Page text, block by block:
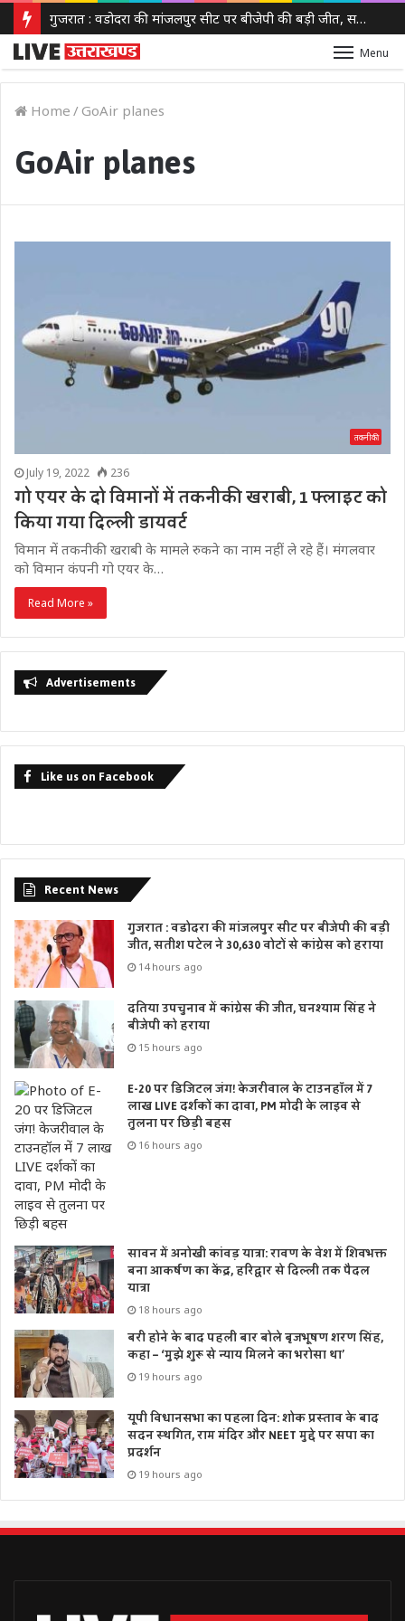
गुजरात : वडोदरा की मांजलपुर सीट पर बीजेपी की बड़ी जीत, सतीश पटेल ने 30,630 वोटों से कांग्रेस को हराया
Menu
Home / GoAir planes
GoAir planes
तकनीकी
July 19, 2022 236
गो एयर के दो विमानों में तकनीकी खराबी, 1 फ्लाइट को
किया गया दिल्ली डायवर्ट
विमान में तकनीकी खराबी के मामले रुकने का नाम नहीं ले रहे हैं। मंगलवार
को विमान कंपनी गो एयर के…
Read More »
Advertisements
Like us on Facebook
Recent News
गुजरात : वडोदरा की मांजलपुर सीट पर बीजेपी की बड़ी
जीत, सतीश पटेल ने 30,630 वोटों से कांग्रेस को हराया
14 hours ago
दतिया उपचुनाव में कांग्रेस की जीत, घनश्याम सिंह ने
बीजेपी को हराया
15 hours ago
E-20 पर डिजिटल जंग! केजरीवाल के टाउनहॉल में 7
लाख LIVE दर्शकों का दावा, PM मोदी के लाइव से
तुलना पर छिड़ी बहस
16 hours ago
सावन में अनोखी कांवड़ यात्रा: रावण के वेश में शिवभक्त
बना आकर्षण का केंद्र, हरिद्वार से दिल्ली तक पैदल
यात्रा
18 hours ago
बरी होने के बाद पहली बार बोले बृजभूषण शरण सिंह,
कहा – ‘मुझे शुरू से न्याय मिलने का भरोसा था’
19 hours ago
यूपी विधानसभा का पहला दिन: शोक प्रस्ताव के बाद
सदन स्थगित, राम मंदिर और NEET मुद्दे पर सपा का
प्रदर्शन
19 hours ago